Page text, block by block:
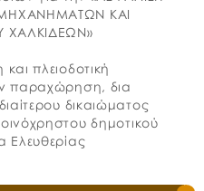
ΚΑΙ
ΧΑΛΚΙΔΕΩΝ»
πλειοδοτική
παραχώρηση, δια
δικαιώματος
δημοτικού
Ελευθερίας